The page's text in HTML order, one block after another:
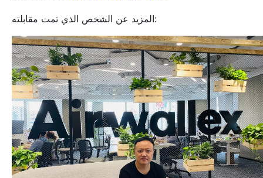
المزيد عن الشخص الذي تمت مقابلته: